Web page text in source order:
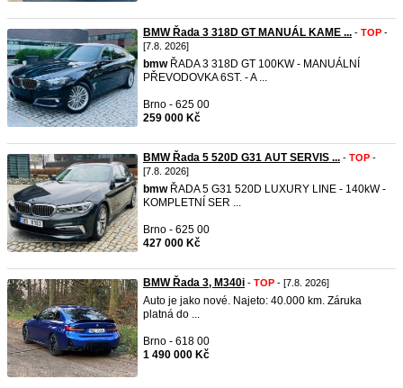
BMW Řada 3 318D GT MANUÁL KAME ... - TOP -
[7.8. 2026]
bmwŘADA 3 318D GT 100KW - MANUÁLNÍ
PŘEVODOVKA 6ST. - A ...
Brno - 625 00
259 000 Kč
BMW Řada 5 520D G31 AUT SERVIS ... - TOP -
[7.8. 2026]
bmwŘADA 5 G31 520D LUXURY LINE - 140kW -
KOMPLETNÍ SER ...
Brno - 625 00
427 000 Kč
BMW Řada 3, M340i - TOP - [7.8. 2026]
Auto je jako nové. Najeto: 40.000 km. Záruka
platná do ...
Brno - 618 00
1 490 000 Kč